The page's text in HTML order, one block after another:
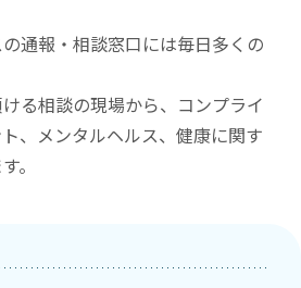
通報・相談窓口には毎日多くの
る相談の現場から、コンプライ
、メンタルヘルス、健康に関す
。